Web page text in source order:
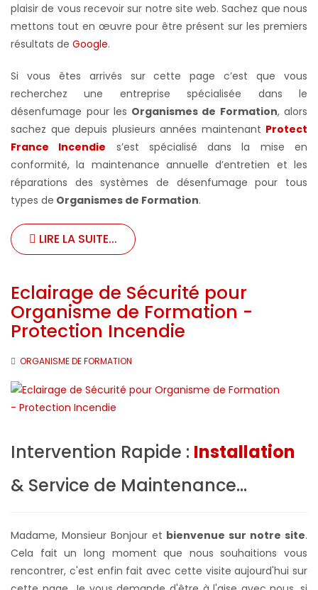
plaisir de vous recevoir sur notre site web. Sachez que nous
mettons tout en œuvre pour être présent sur les premiers
résultats de Google.
Si vous êtes arrivés sur cette page c’est que vous
recherchez une entreprise spécialisée dans le
désenfumage pour les Organismes de Formation, alors
sachez que depuis plusieurs années maintenant Protect
France Incendie s’est spécialisé dans la mise en
conformité, la maintenance annuelle d’entretien et les
réparations des systèmes de désenfumage pour tous
types de Organismes de Formation.
LIRE LA SUITE...
Eclairage de Sécurité pour
Organisme de Formation -
Protection Incendie
ORGANISME DE FORMATION
Intervention Rapide : Installation
& Service de Maintenance...
Madame, Monsieur Bonjour et bienvenue sur notre site.
Cela fait un long moment que nous souhaitions vous
rencontrer, c'est enfin fait avec cette visite aujourd'hui sur